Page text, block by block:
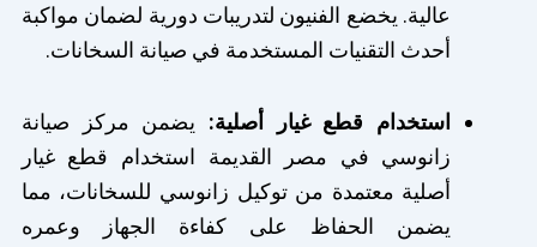
عالية. يخضع الفنيون لتدريبات دورية لضمان مواكبة
أحدث التقنيات المستخدمة في صيانة السخانات.
استخدام قطع غيار أصلية: يضمن مركز صيانة
زانوسي في مصر القديمة استخدام قطع غيار
أصلية معتمدة من توكيل زانوسي للسخانات، مما
يضمن الحفاظ على كفاءة الجهاز وعمره